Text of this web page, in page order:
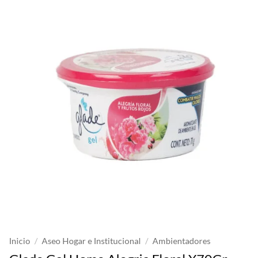
Inicio / Aseo Hogar e Institucional / Ambientadores